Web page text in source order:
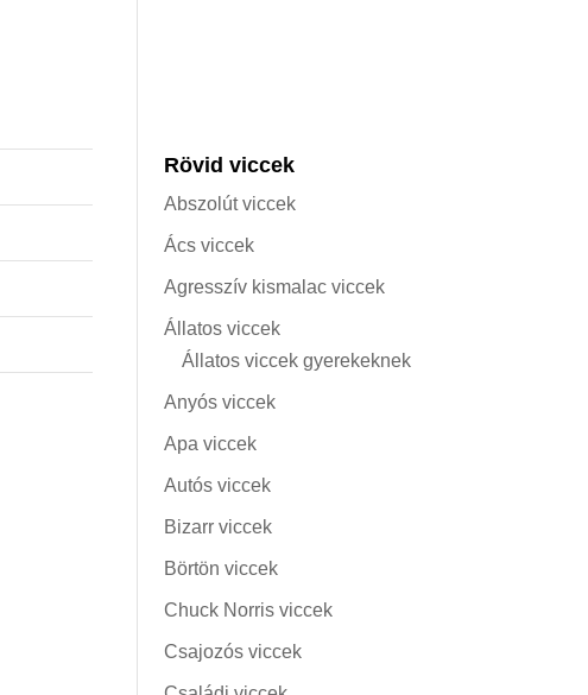
Rövid viccek
Abszolút viccek
Ács viccek
Agresszív kismalac viccek
Állatos viccek
Állatos viccek gyerekeknek
Anyós viccek
Apa viccek
Autós viccek
Bizarr viccek
Börtön viccek
Chuck Norris viccek
Csajozós viccek